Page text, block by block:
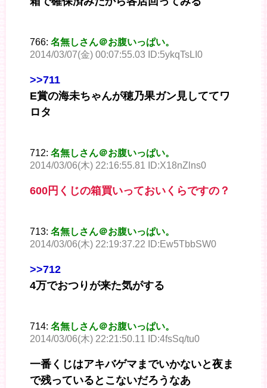
766: 名無しさん＠お腹いっぱい。
2014/03/07(金) 00:07:55.03 ID:5ykqTsLI0
>>711
E賞の海未ちゃんが穂乃果ガン見しててワ
ロタ
712: 名無しさん＠お腹いっぱい。
2014/03/06(木) 22:16:55.81 ID:X18nZlns0
600円くじの箱買いっておいくらですの？
713: 名無しさん＠お腹いっぱい。
2014/03/06(木) 22:19:37.22 ID:Ew5TbbSW0
>>712
4万でおつりが来た気がする
714: 名無しさん＠お腹いっぱい。
2014/03/06(木) 22:21:50.11 ID:4fsSq/tu0
一番くじはアキバゲマまでいかないと夜ま
で残っているとこないだろうなあ